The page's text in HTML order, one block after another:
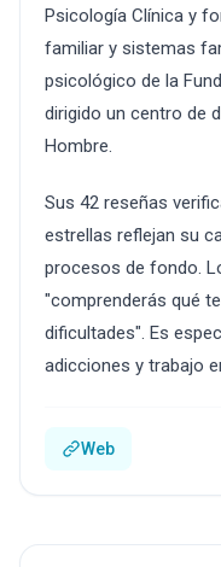
Psicología Clínica y
familiar y sistemas
psicológico de la
dirigido un centro de
Hombre.
Sus 42 reseñas
estrellas reflejan su
procesos de fondo.
"comprenderás qué
dificultades". Es
adicciones y trabajo
Web